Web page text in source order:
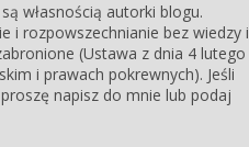
własnością autorki blogu.
i rozpowszechnianie bez wiedzy i
(Ustawa z dnia 4 lutego
i prawach pokrewnych). Jeśli
napisz do mnie lub podaj